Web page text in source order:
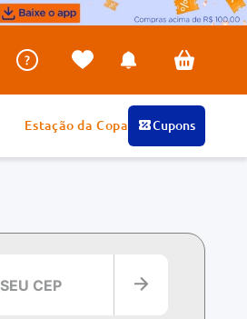
Estação da Copa Cupons